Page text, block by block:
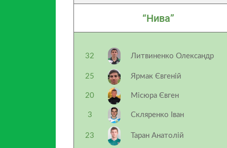
“Нива”
32 Литвиненко Олександр
25 Ярмак Євгеній
20 Місюра Євген
3 Скляренко Іван
23 Таран Анатолій